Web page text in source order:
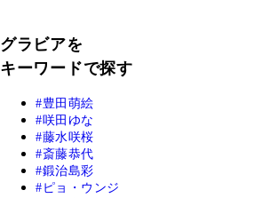
グラビアを
キーワードで探す
豊田萌絵
咲田ゆな
藤水咲桜
斎藤恭代
鍛治島彩
ピョ・ウンジ